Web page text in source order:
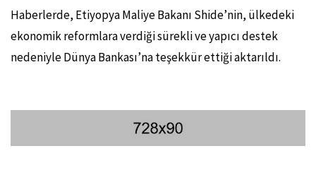
Haberlerde, Etiyopya Maliye Bakanı Shide’nin, ülkedeki
ekonomik reformlara verdiği sürekli ve yapıcı destek
nedeniyle Dünya Bankası’na teşekkür ettiği aktarıldı.